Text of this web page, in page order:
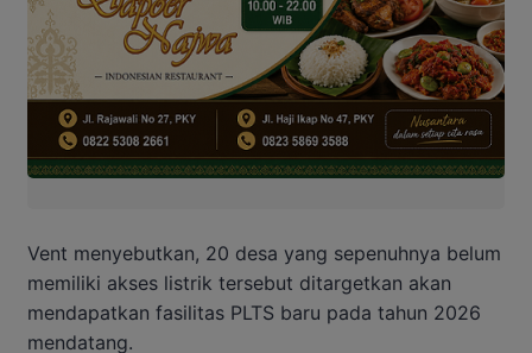
Vent menyebutkan, 20 desa yang sepenuhnya belum
memiliki akses listrik tersebut ditargetkan akan
mendapatkan fasilitas PLTS baru pada tahun 2026
mendatang.